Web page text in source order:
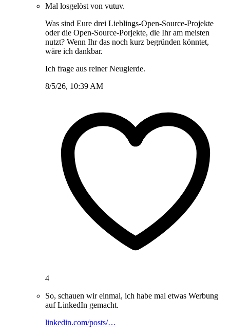
Mal losgelöst von vutuv.
Was sind Eure drei Lieblings-Open-Source-Projekte
oder die Open-Source-Porjekte, die Ihr am meisten
nutzt? Wenn Ihr das noch kurz begründen könntet,
wäre ich dankbar.
Ich frage aus reiner Neugierde.
8/5/26, 10:39 AM
4
So, schauen wir einmal, ich habe mal etwas Werbung
auf LinkedIn gemacht.
linkedin.com/posts/…